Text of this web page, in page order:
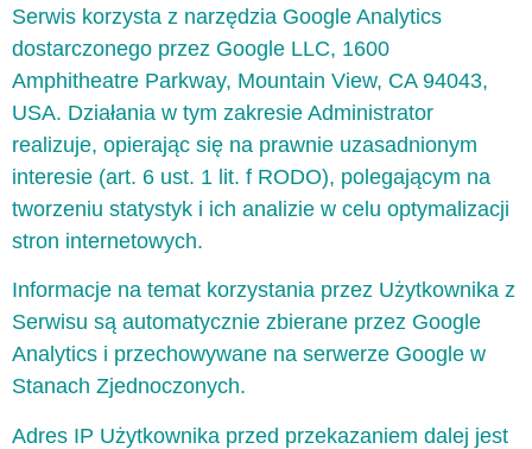
Serwis korzysta z narzędzia Google Analytics
dostarczonego przez Google LLC, 1600
Amphitheatre Parkway, Mountain View, CA 94043,
USA. Działania w tym zakresie Administrator
realizuje, opierając się na prawnie uzasadnionym
interesie (art. 6 ust. 1 lit. f RODO), polegającym na
tworzeniu statystyk i ich analizie w celu optymalizacji
stron internetowych.
Informacje na temat korzystania przez Użytkownika z
Serwisu są automatycznie zbierane przez Google
Analytics i przechowywane na serwerze Google w
Stanach Zjednoczonych.
Adres IP Użytkownika przed przekazaniem dalej jest